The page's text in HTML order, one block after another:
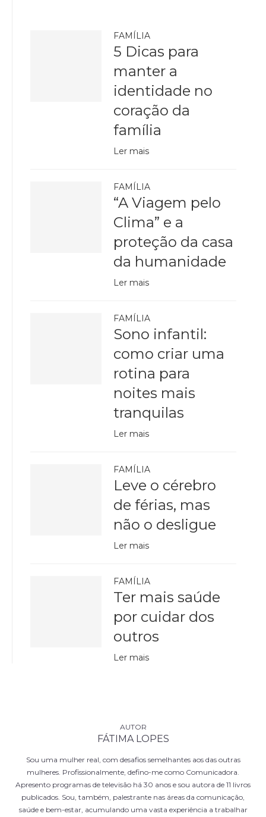
FAMÍLIA
5 Dicas para
manter a
identidade no
coração da
família
Ler mais
FAMÍLIA
“A Viagem pelo
Clima” e a
proteção da casa
da humanidade
Ler mais
FAMÍLIA
Sono infantil:
como criar uma
rotina para
noites mais
tranquilas
Ler mais
FAMÍLIA
Leve o cérebro
de férias, mas
não o desligue
Ler mais
FAMÍLIA
Ter mais saúde
por cuidar dos
outros
Ler mais
FÁTIMA LOPES
Sou uma mulher real, com desafios semelhantes aos das outras
mulheres. Profissionalmente, defino-me como Comunicadora.
Apresento programas de televisão há 30 anos e sou autora de 11 livros
publicados. Sou, também, palestrante nas áreas da comunicação,
saúde e bem-estar, acumulando uma vasta experiência a trabalhar